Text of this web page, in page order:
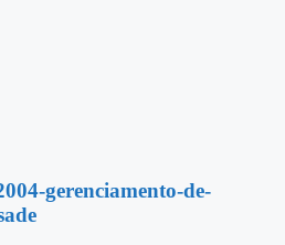
gerenciamento-de-